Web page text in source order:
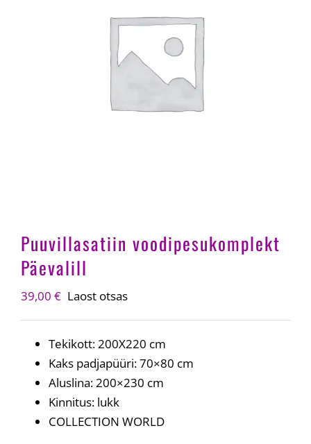
Puuvillasatiin voodipesukomplekt
Päevalill
39,00 € Laost otsas
Tekikott: 200X220 cm
Kaks padjapüüri: 70×80 cm
Aluslina: 200×230 cm
Kinnitus: lukk
COLLECTION WORLD